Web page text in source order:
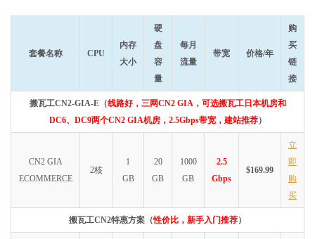
套餐名称 CPU
内存
大小
硬
盘
容
量
每月
流量
带宽 价格/年
购
买
链
接
搬瓦工CN2-GIA-E（线路好，三网CN2 GIA，可选搬瓦工日本机房和
DC6、DC9两个CN2 GIA机房，2.5Gbps带宽，建站推荐）
CN2 GIA
ECOMMERCE
2核
1
GB
20
GB
1000
GB
2.5
Gbps
$169.99
立
即
购
买
搬瓦工CN2特惠方案（性价比，新手入门推荐）